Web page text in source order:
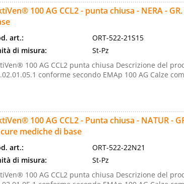
100 AG CCL2 - punta chiusa - NERA -
art.:
ORT-522-21S15
di misura:
St-Pz
100 AG CCL2 punta chiusa Descrizione del
conforme secondo EMAp 100 AG Calze
100 AG CCL2 - Punta chiusa - NATUR -
mediche di base
art.:
ORT-522-22N21
di misura:
St-Pz
100 AG CCL2 punta chiusa Descrizione del